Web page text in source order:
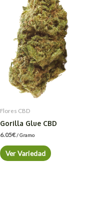
Flores CBD
Gorilla Glue CBD
6.05€/ Gramo
Ver Variedad